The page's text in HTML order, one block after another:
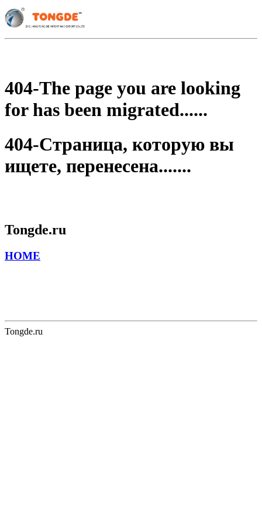
404-The page you are looking
for has been migrated......
404-Страница, которую вы
ищете, перенесена.......
Tongde.ru
HOME
Tongde.ru